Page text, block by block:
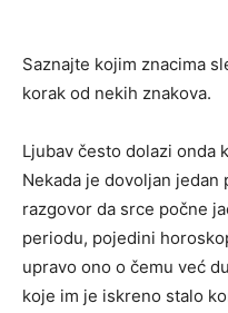
Saznajte kojim znacima
korak od nekih znakova.
Ljubav često dolazi onda
Nekada je dovoljan
razgovor da srce počne
periodu, pojedini
upravo ono o čemu već
koje im je iskreno stalo